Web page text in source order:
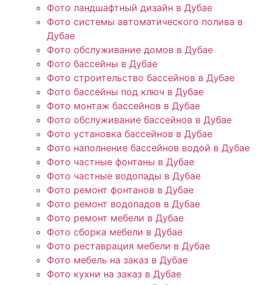
Фото ландшафтный дизайн в Дубае
Фото системы автоматического полива в
Дубае
Фото обслуживание домов в Дубае
Фото бассейны в Дубае
Фото строительство бассейнов в Дубае
Фото бассейны под ключ в Дубае
Фото монтаж бассейнов в Дубае
Фото обслуживание бассейнов в Дубае
Фото установка бассейнов в Дубае
Фото наполнение бассейнов водой в Дубае
Фото частные фонтаны в Дубае
Фото частные водопады в Дубае
Фото ремонт фонтанов в Дубае
Фото ремонт водопадов в Дубае
Фото ремонт мебели в Дубае
Фото сборка мебели в Дубае
Фото реставрация мебели в Дубае
Фото мебель на заказ в Дубае
Фото кухни на заказ в Дубае